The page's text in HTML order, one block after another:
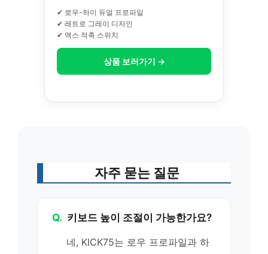
✔ 로우-하이 듀얼 프로파일
✔ 레트로 그레이 디자인
✔ 맥스 적축 스위치
상품 보러가기 →
자주 묻는 질문
Q. 키보드 높이 조절이 가능한가요?
네, KICK75는 로우 프로파일과 하